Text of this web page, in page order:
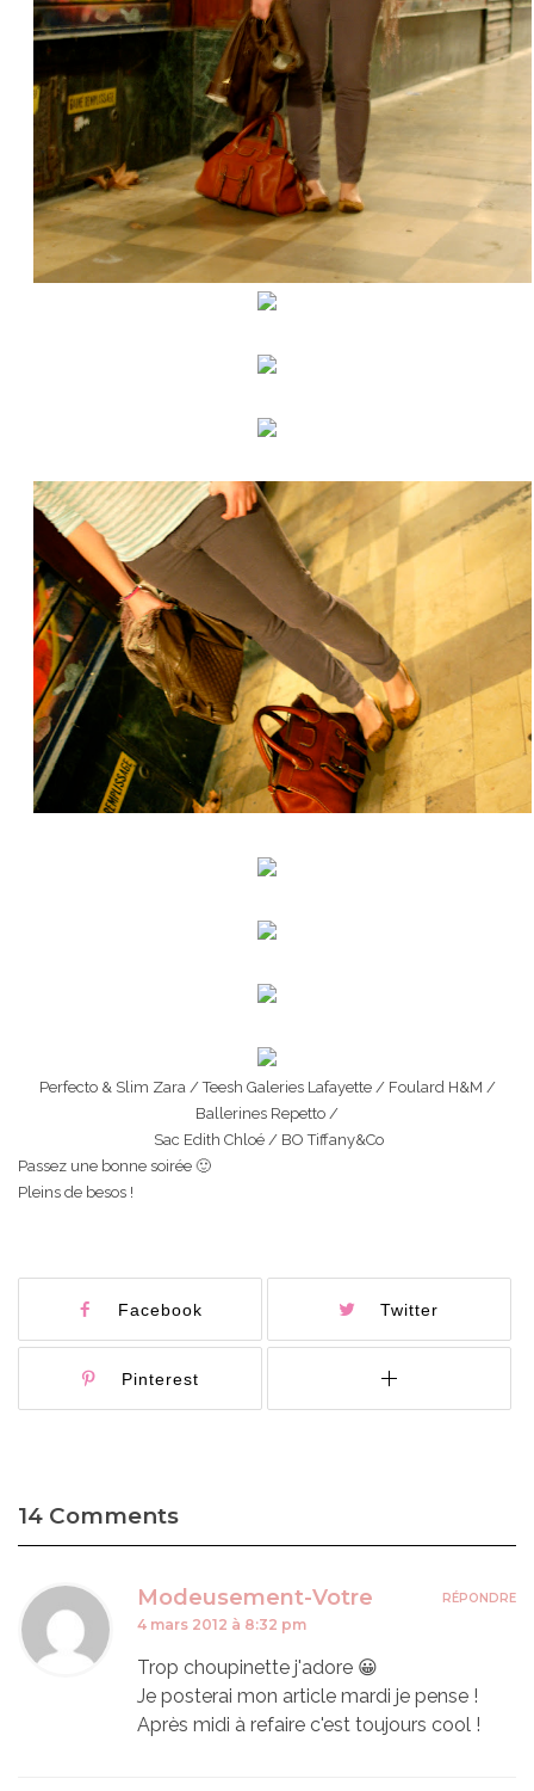
Perfecto & Slim Zara / Teesh Galeries Lafayette / Foulard H&M /
Ballerines Repetto /
Sac Edith Chloé / BO Tiffany&Co
Passez une bonne soirée 🙂
Pleins de besos !
Facebook Twitter
Pinterest
14 Comments
Modeusement-Votre
4 mars 2012 à 8:32 pm
Trop choupinette j'adore 😀
Je posterai mon article mardi je pense !
Après midi à refaire c'est toujours cool !
RÉPONDRE